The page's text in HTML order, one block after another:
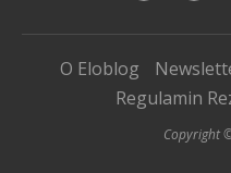
O Eloblog
Regulamin
Copyright